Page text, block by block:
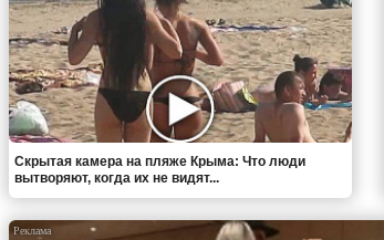
Скрытая камера на пляже Крыма: Что люди
вытворяют, когда их не видят...